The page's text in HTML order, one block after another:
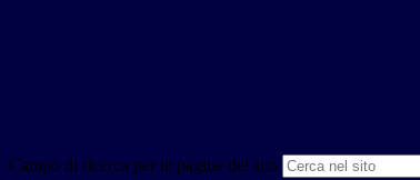
Campo di ricerca per le pagine del sito